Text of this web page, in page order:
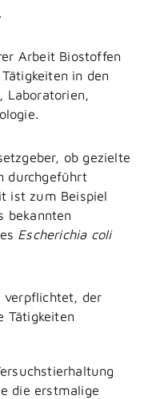
Arbeit Biostoffen
in den
Laboratorien,
ob gezielte
durchgeführt
ist zum Beispiel
bekannten
Escherichia coli
verpflichtet, der
Tätigkeiten
die erstmalige